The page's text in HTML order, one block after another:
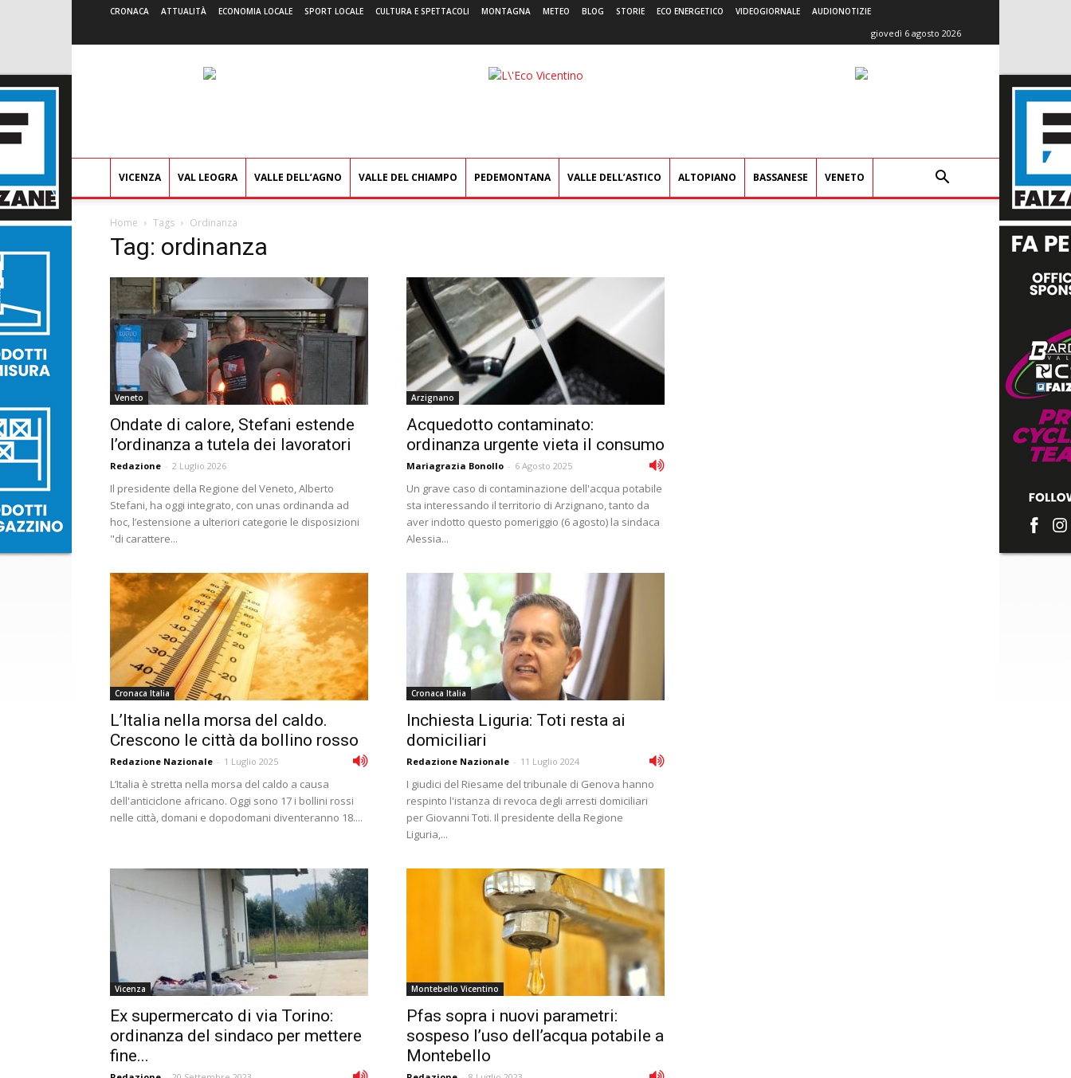
CRONACA ATTUALITÀ ECONOMIA LOCALE SPORT LOCALE CULTURA E SPETTACOLI MONTAGNA METEO BLOG STORIE ECO ENERGETICO VIDEOGIORNALE AUDIONOTIZIE
giovedì 6 agosto 2026
L'Eco
VICENZA VAL LEOGRA VALLE DELL’AGNO VALLE DEL CHIAMPO PEDEMONTANA VALLE DELL’ASTICO ALTOPIANO BASSANESE VENETO
Home Tags Ordinanza
Tag: ordinanza
Veneto
Ondate di calore, Stefani estende
l’ordinanza a tutela dei lavoratori
Redazione - 2 Luglio 2026
Il presidente della Regione del Veneto, Alberto
Stefani, ha oggi integrato, con unas ordinanda ad
hoc, l’estensione a ulteriori categorie le disposizioni
"di carattere...
Arzignano
Acquedotto contaminato:
ordinanza urgente vieta il consumo
Mariagrazia Bonollo - 6 Agosto 2025
Un grave caso di contaminazione dell'acqua potabile
sta interessando il territorio di Arzignano, tanto da
aver indotto questo pomeriggio (6 agosto) la sindaca
Alessia...
Cronaca Italia
L’Italia nella morsa del caldo.
Crescono le città da bollino rosso
Redazione Nazionale - 1 Luglio 2025
L’Italia è stretta nella morsa del caldo a causa
dell'anticiclone africano. Oggi sono 17 i bollini rossi
nelle città, domani e dopodomani diventeranno 18....
Cronaca Italia
Inchiesta Liguria: Toti resta ai
domiciliari
Redazione Nazionale - 11 Luglio 2024
I giudici del Riesame del tribunale di Genova hanno
respinto l'istanza di revoca degli arresti domiciliari
per Giovanni Toti. Il presidente della Regione
Liguria,...
Vicenza
Ex supermercato di via Torino:
ordinanza del sindaco per mettere
fine...
Montebello Vicentino
Pfas sopra i nuovi parametri:
sospeso l’uso dell’acqua potabile a
Montebello